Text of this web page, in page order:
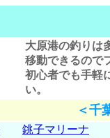
大原港の釣り は
移動できるので
初心者でも手軽
い。
＜千
銚子マリーナ